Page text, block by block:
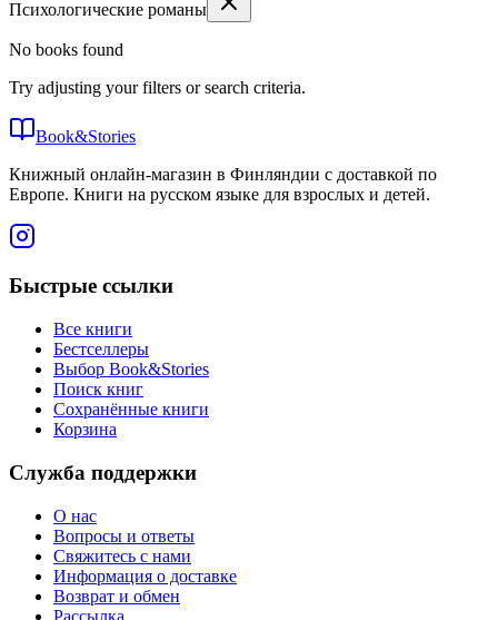
Психологические романы
No books found
Try adjusting your filters or search criteria.
Book&Stories
Книжный онлайн-магазин в Финляндии с доставкой по
Европе. Книги на русском языке для взрослых и детей.
Быстрые ссылки
Все книги
Бестселлеры
Выбор Book&Stories
Поиск книг
Сохранённые книги
Корзина
Служба поддержки
О нас
Вопросы и ответы
Свяжитесь с нами
Информация о доставке
Возврат и обмен
Рассылка